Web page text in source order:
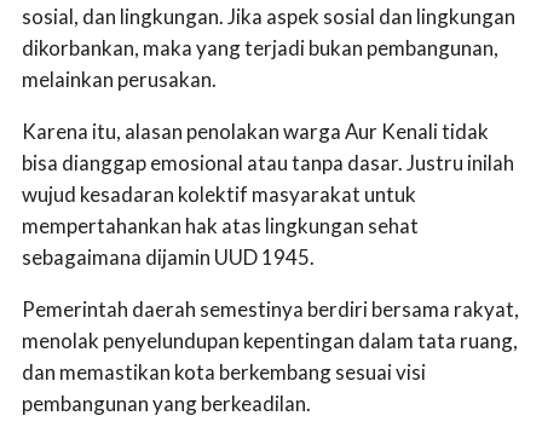
sosial, dan lingkungan. Jika aspek sosial dan lingkungan
dikorbankan, maka yang terjadi bukan pembangunan,
melainkan perusakan.
Karena itu, alasan penolakan warga Aur Kenali tidak
bisa dianggap emosional atau tanpa dasar. Justru inilah
wujud kesadaran kolektif masyarakat untuk
mempertahankan hak atas lingkungan sehat
sebagaimana dijamin UUD 1945.
Pemerintah daerah semestinya berdiri bersama rakyat,
menolak penyelundupan kepentingan dalam tata ruang,
dan memastikan kota berkembang sesuai visi
pembangunan yang berkeadilan.